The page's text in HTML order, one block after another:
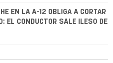
EN LA A-12 OBLIGA A CORTAR
EL CONDUCTOR SALE ILESO DE